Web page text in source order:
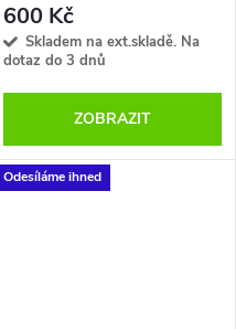
600 Kč
Skladem na ext.skladě. Na
dotaz do 3 dnů
ZOBRAZIT
Odesíláme ihned